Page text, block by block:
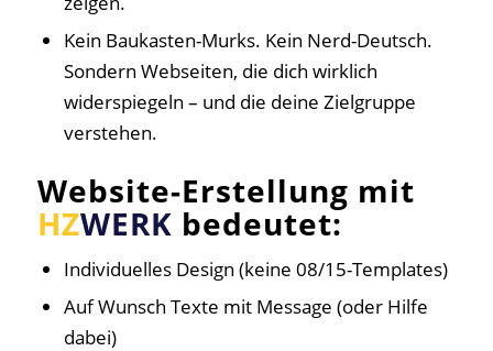
Kein Baukasten-Murks. Kein Nerd-Deutsch.
Sondern Webseiten, die dich wirklich
widerspiegeln – und die deine Zielgruppe
verstehen.
Website-Erstellung mit
HZWERK bedeutet:
Individuelles Design (keine 08/15-Templates)
Auf Wunsch Texte mit Message (oder Hilfe
dabei)